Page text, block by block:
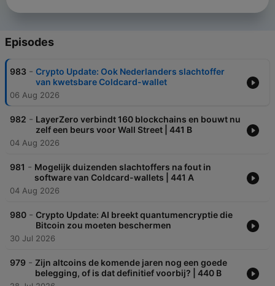
Episodes
983 - Crypto Update: Ook Nederlanders slachtoffer
van kwetsbare Coldcard-wallet
06 Aug 2026
982 - LayerZero verbindt 160 blockchains en bouwt nu
zelf een beurs voor Wall Street | 441 B
04 Aug 2026
981 - Mogelijk duizenden slachtoffers na fout in
software van Coldcard-wallets | 441 A
04 Aug 2026
980 - Crypto Update: AI breekt quantumencryptie die
Bitcoin zou moeten beschermen
30 Jul 2026
979 - Zijn altcoins de komende jaren nog een goede
belegging, of is dat definitief voorbij? | 440 B